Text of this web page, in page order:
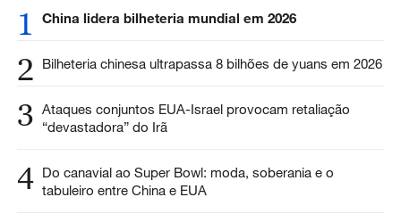
1 China lidera bilheteria mundial em 2026
2 Bilheteria chinesa ultrapassa 8 bilhões de yuans em 2026
3 Ataques conjuntos EUA-Israel provocam retaliação
“devastadora” do Irã
4 Do canavial ao Super Bowl: moda, soberania e o
tabuleiro entre China e EUA